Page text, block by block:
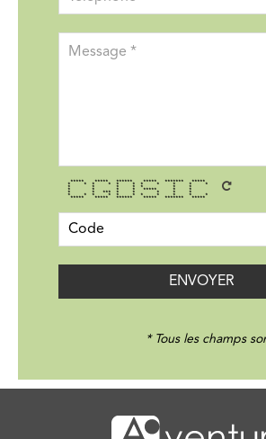
***** ***** ****** ***** ******* *****
* * * * * * * * * * *
* * * * * * *
* * * * ***** * *
* * *** * * * * *
* * * * * * * * * * *
***** ***** ****** ***** ******* *****
* Tous les champs